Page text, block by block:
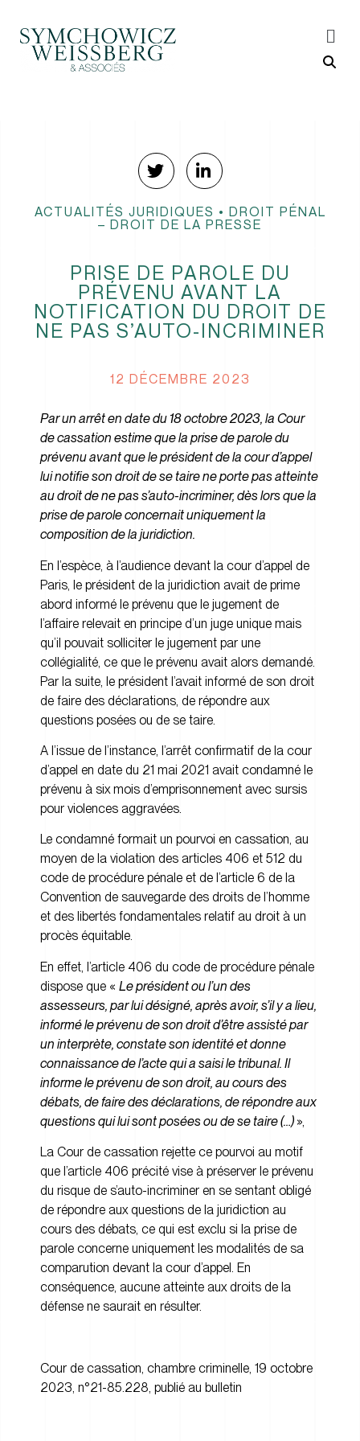
ACTUALITÉS JURIDIQUES • DROIT PÉNAL
– DROIT DE LA PRESSE
PRISE DE PAROLE DU
PRÉVENU AVANT LA
NOTIFICATION DU DROIT DE
NE PAS S’AUTO-INCRIMINER
12 DÉCEMBRE 2023
Par un arrêt en date du 18 octobre 2023, la Cour
de cassation estime que la prise de parole du
prévenu avant que le président de la cour d’appel
lui notifie son droit de se taire ne porte pas atteinte
au droit de ne pas s’auto-incriminer, dès lors que la
prise de parole concernait uniquement la
composition de la juridiction.
En l’espèce, à l’audience devant la cour d’appel de
Paris, le président de la juridiction avait de prime
abord informé le prévenu que le jugement de
l’affaire relevait en principe d’un juge unique mais
qu’il pouvait solliciter le jugement par une
collégialité, ce que le prévenu avait alors demandé.
Par la suite, le président l’avait informé de son droit
de faire des déclarations, de répondre aux
questions posées ou de se taire.
A l’issue de l’instance, l’arrêt confirmatif de la cour
d’appel en date du 21 mai 2021 avait condamné le
prévenu à six mois d’emprisonnement avec sursis
pour violences aggravées.
Le condamné formait un pourvoi en cassation, au
moyen de la violation des articles 406 et 512 du
code de procédure pénale et de l’article 6 de la
Convention de sauvegarde des droits de l’homme
et des libertés fondamentales relatif au droit à un
procès équitable.
En effet, l’article 406 du code de procédure pénale
dispose que « Le président ou l’un des
assesseurs, par lui désigné, après avoir, s’il y a lieu,
informé le prévenu de son droit d’être assisté par
un interprète, constate son identité et donne
connaissance de l’acte qui a saisi le tribunal. Il
informe le prévenu de son droit, au cours des
débats, de faire des déclarations, de répondre aux
questions qui lui sont posées ou de se taire (…) »,
La Cour de cassation rejette ce pourvoi au motif
que l’article 406 précité vise à préserver le prévenu
du risque de s’auto-incriminer en se sentant obligé
de répondre aux questions de la juridiction au
cours des débats, ce qui est exclu si la prise de
parole concerne uniquement les modalités de sa
comparution devant la cour d’appel. En
conséquence, aucune atteinte aux droits de la
défense ne saurait en résulter.
Cour de cassation, chambre criminelle, 19 octobre
2023, n°21-85.228, publié au bulletin